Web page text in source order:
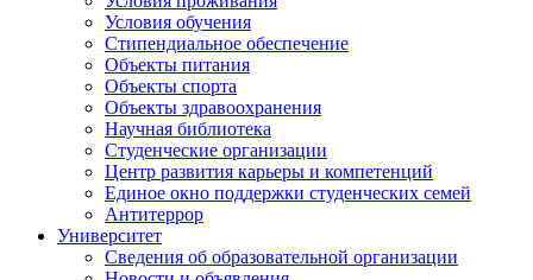
Условия обучения
Стипендиальное обеспечение
Объекты питания
Объекты спорта
Объекты здравоохранения
Научная библиотека
Студенческие организации
Центр развития карьеры и компетенций
Единое окно поддержки студенческих семей
Антитеррор
Университет
Сведения об образовательной организации